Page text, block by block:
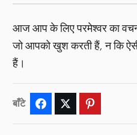
आज आप के लिए परमेश्वर का
जो आपको खुश करती हैं, न कि
हैं।
बाँटे Facebook Twitter